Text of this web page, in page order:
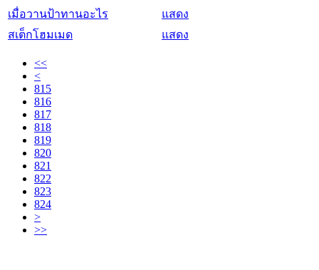
เมื่อวานป้าทานอะไร
แสดง
สเต็กโฮมเมด
แสดง
<<
<
815
816
817
818
819
820
821
822
823
824
>
>>